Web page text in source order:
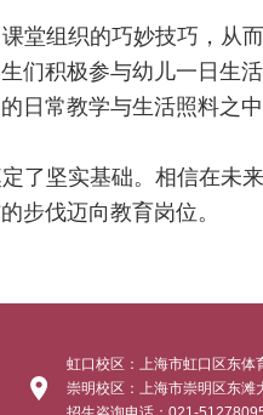
堂组织的巧妙技巧，从
们积极参与幼儿一日生
日常教学与生活照料之
了坚实基础。相信在未
步伐迈向教育岗位。
虹口校区：上海市虹口区东体
崇明校区：上海市崇明区东滩